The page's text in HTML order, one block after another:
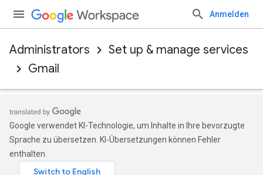
Anmelden
Administrators
Set up & manage services
Gmail
Google verwendet KI-Technologie, um Inhalte in Ihre bevorzugte
Sprache zu übersetzen. KI-Übersetzungen können Fehler
enthalten.